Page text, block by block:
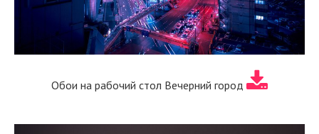
Обои на рабочий стол Вечерний город